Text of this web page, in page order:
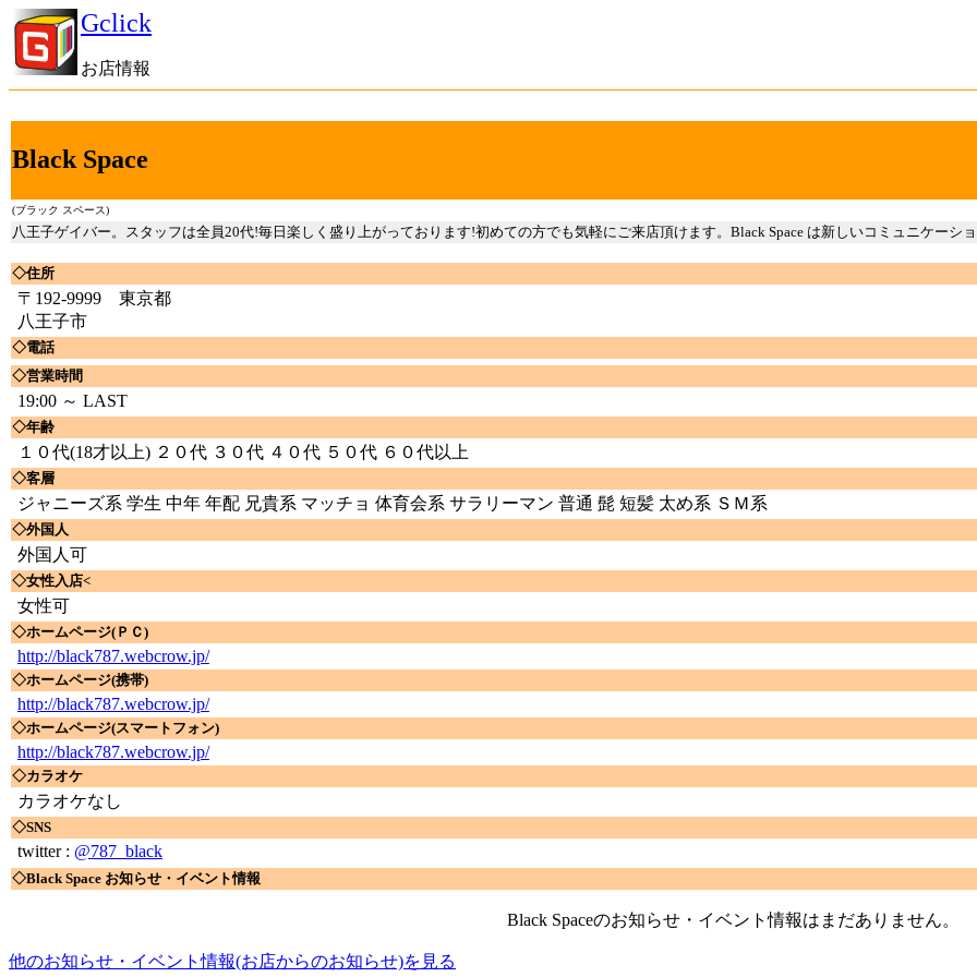
Gclick
お店情報
Black Space
(ブラック スペース)
八王子ゲイバー。スタッフは全員20代!毎日楽しく盛り上がっております!初めての方でも気軽にご来店頂けます。Black Space は新しいコミュニケーシ
◇住所
〒192-9999 東京都
八王子市
◇電話
◇営業時間
19:00 ～ LAST
◇年齢
１０代(18才以上) ２０代 ３０代 ４０代 ５０代 ６０代以上
◇客層
ジャニーズ系 学生 中年 年配 兄貴系 マッチョ 体育会系 サラリーマン 普通 髭 短髪 太め系 ＳＭ系
◇外国人
外国人可
◇女性入店<
女性可
◇ホームページ(ＰＣ)
http://black787.webcrow.jp/
◇ホームページ(携帯)
http://black787.webcrow.jp/
◇ホームページ(スマートフォン)
http://black787.webcrow.jp/
◇カラオケ
カラオケなし
◇SNS
twitter : @787_black
◇Black Space お知らせ・イベント情報
Black Spaceのお知らせ・イベント情報はまだありません。
他のお知らせ・イベント情報(お店からのお知らせ)を見る